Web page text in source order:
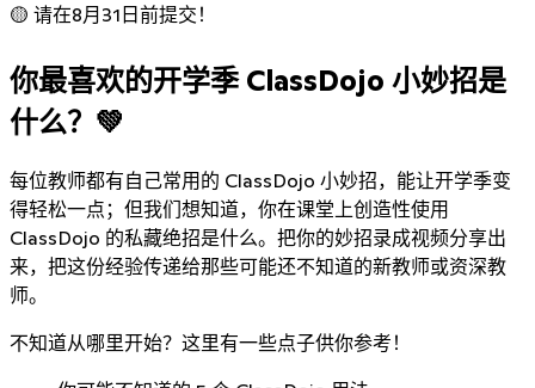
🟡 请在8月31日前提交！
你最喜欢的开学季 ClassDojo 小妙招是
什么？💚
每位教师都有自己常用的 ClassDojo 小妙招，能让开学季变
得轻松一点；但我们想知道，你在课堂上创造性使用
ClassDojo 的私藏绝招是什么。把你的妙招录成视频分享出
来，把这份经验传递给那些可能还不知道的新教师或资深教
师。
不知道从哪里开始？这里有一些点子供你参考！